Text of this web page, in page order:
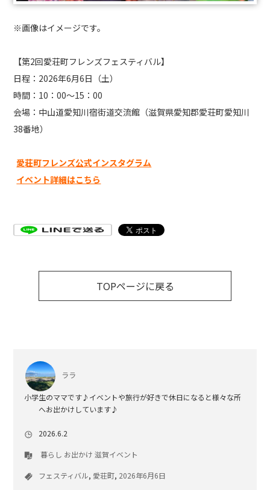
※画像はイメージです。
【第2回愛荘町フレンズフェスティバル】
日程：2026年6月6日（土）
時間：10：00～15：00
会場：中山道愛知川宿街道交流館（滋賀県愛知郡愛荘町愛知川
38番地）
愛荘町フレンズ公式インスタグラム
イベント詳細はこちら
TOPページに戻る
ララ
小学生のママです♪イベントや旅行が好きで休日になると様々な所
へお出かけしています♪
2026.6.2
暮らし お出かけ 滋賀イベント
フェスティバル, 愛荘町, 2026年6月6日